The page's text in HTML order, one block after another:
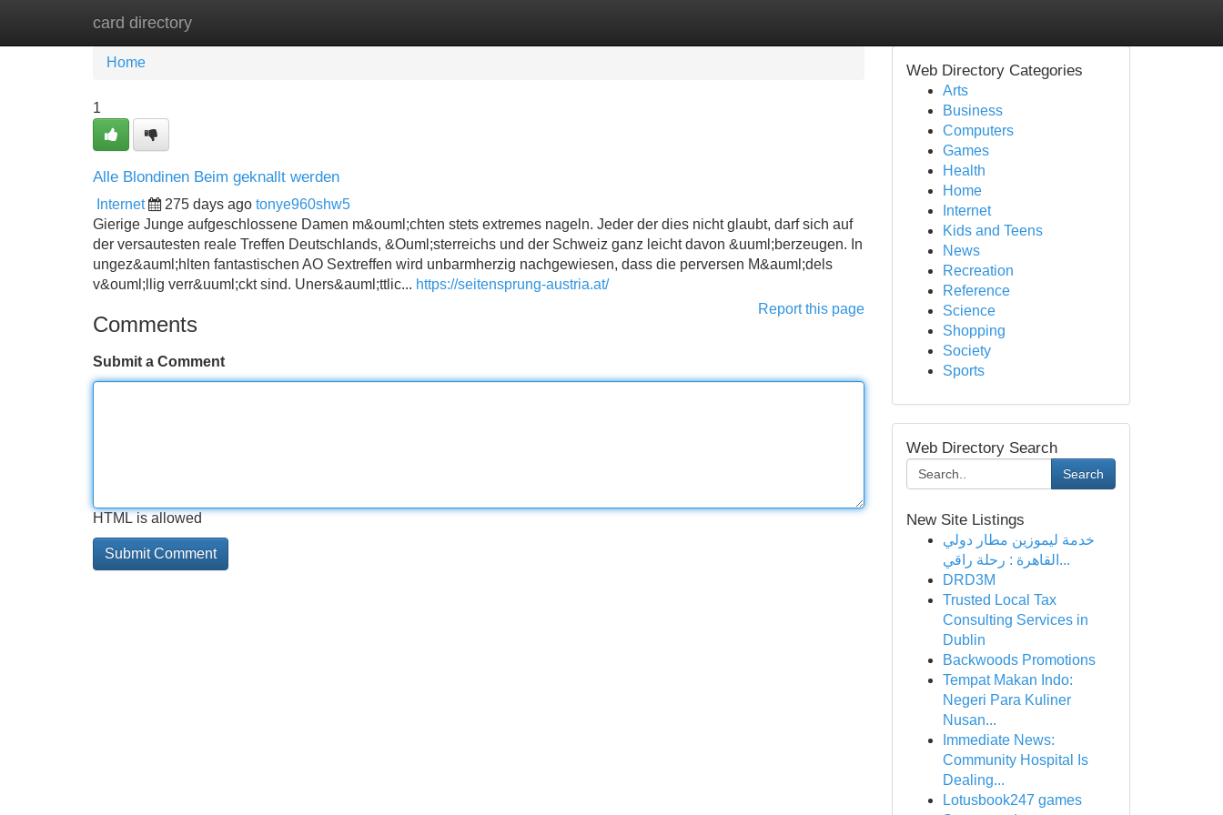
card directory
Home New Site Listings
Home
1
Alle Blondinen Beim geknallt werden
Internet 275 days ago tonye960shw5
Gierige Junge aufgeschlossene Damen m&ouml;chten stets extremes nageln. Jeder der dies nicht glaubt, darf sich auf
der versautesten reale Treffen Deutschlands, &Ouml;sterreichs und der Schweiz ganz leicht davon &uuml;berzeugen. In
ungez&auml;hlten fantastischen AO Sextreffen wird unbarmherzig nachgewiesen, dass die perversen M&auml;dels
v&ouml;llig verr&uuml;ckt sind. Uners&auml;ttlic... https://seitensprung-austria.at/
Report this page
Comments
Submit a Comment
HTML is allowed
Web Directory Categories
Arts
Business
Computers
Games
Health
Home
Internet
Kids and Teens
News
Recreation
Reference
Science
Shopping
Society
Sports
Web Directory Search
Search
New Site Listings
خدمة ليموزين مطار دولي
القاهرة : رحلة راقي...
DRD3M
Trusted Local Tax
Consulting Services in
Dublin
Backwoods Promotions
Tempat Makan Indo:
Negeri Para Kuliner
Nusan...
Immediate News:
Community Hospital Is
Dealing...
Lotusbook247 games